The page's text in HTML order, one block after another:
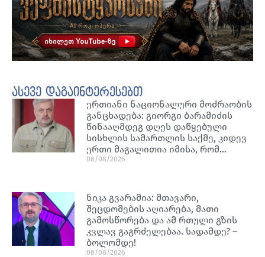
ასევე დაგაინტერესებთ
ერთიანი ნაციონალური მოძრაობის
განცხადება: გიორგი ბარამიძის
წინააღმდეგ დღეს დაწყებული
სისხლის სამართლის საქმე, კიდევ
ერთი მაგალითია იმისა, რომ…
08/08/2026
ნიკა გვარამია: მთავარი,
შეცდომების აღიარება, მათი
გამოსწორება და ამ რთული გზის
კვლავ გაგრძელებაა. სადამდე? –
ბოლომდე!
08/08/2026